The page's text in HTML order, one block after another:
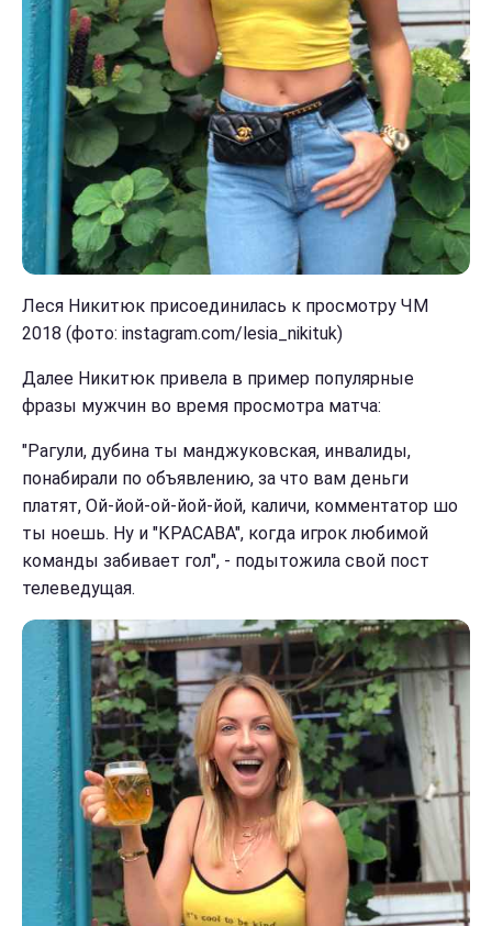
Леся Никитюк присоединилась к просмотру ЧМ
2018 (фото: instagram.com/lesia_nikituk)
Далее Никитюк привела в пример популярные
фразы мужчин во время просмотра матча:
"Рагули, дубина ты манджуковская, инвалиды,
понабирали по объявлению, за что вам деньги
платят, Ой-йой-ой-йой-йой, каличи, комментатор шо
ты ноешь. Ну и "КРАСАВА", когда игрок любимой
команды забивает гол", - подытожила свой пост
телеведущая.